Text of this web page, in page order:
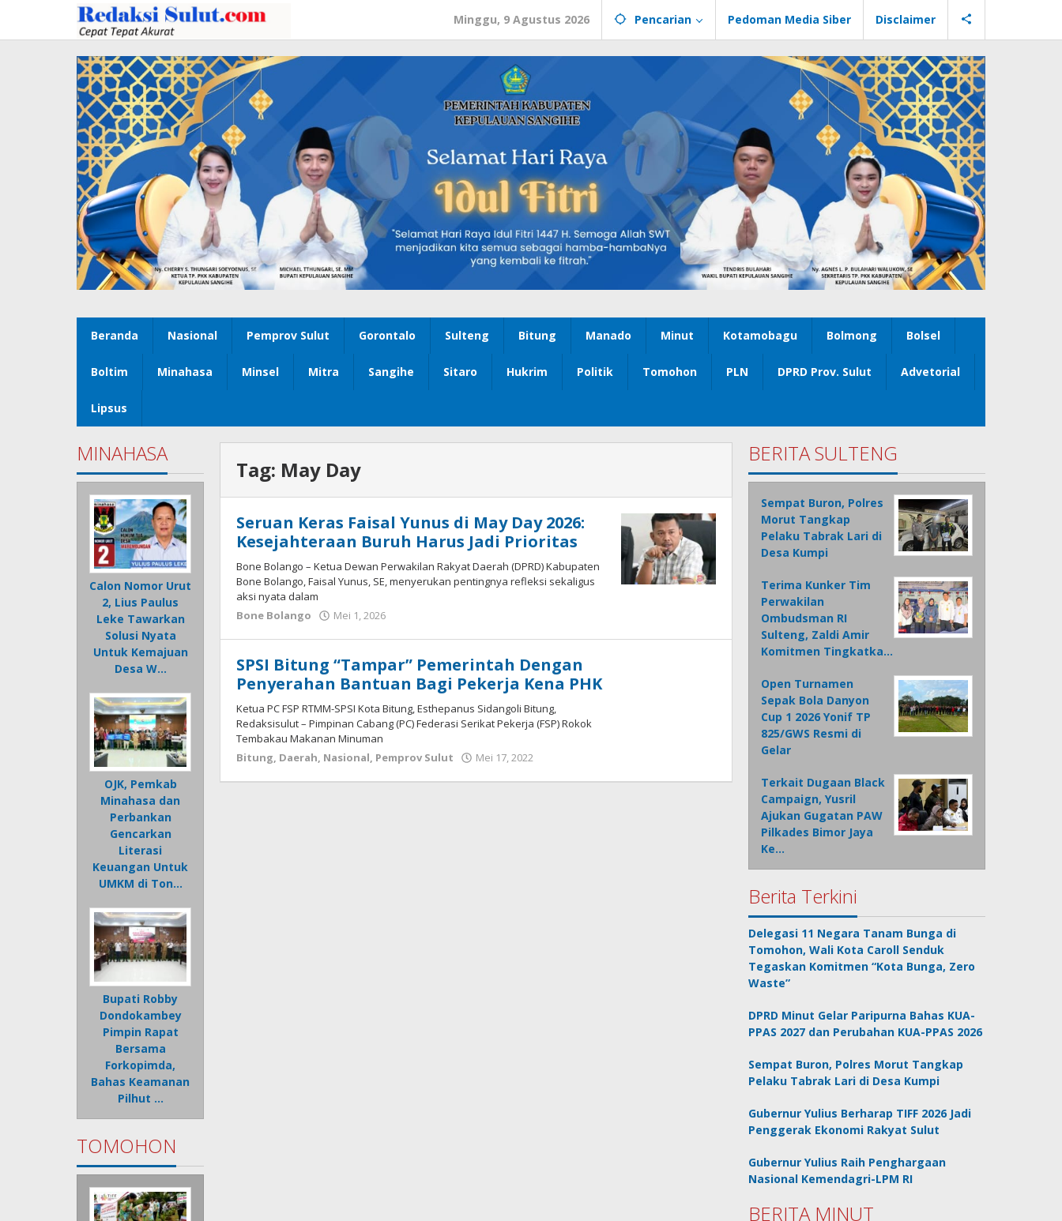
konten
Minggu, 9 Agustus 2026 Pencarian Pedoman Media Siber Disclaimer
Beranda Nasional Pemprov Sulut Gorontalo Sulteng Bitung Manado Minut Kotamobagu Bolmong Bolsel
Boltim Minahasa Minsel Mitra Sangihe Sitaro Hukrim Politik Tomohon PLN DPRD Prov. Sulut Advetorial
Lipsus
MINAHASA
Calon Nomor Urut
2, Lius Paulus
Leke Tawarkan
Solusi Nyata
Untuk Kemajuan
Desa W…
OJK, Pemkab
Minahasa dan
Perbankan
Gencarkan
Literasi
Keuangan Untuk
UMKM di Ton…
Bupati Robby
Dondokambey
Pimpin Rapat
Bersama
Forkopimda,
Bahas Keamanan
Pilhut …
TOMOHON
Tag: May Day
Seruan Keras Faisal Yunus di May Day 2026:
Kesejahteraan Buruh Harus Jadi Prioritas
Bone Bolango – Ketua Dewan Perwakilan Rakyat Daerah (DPRD) Kabupaten
Bone Bolango, Faisal Yunus, SE, menyerukan pentingnya refleksi sekaligus
aksi nyata dalam
Bone Bolango
Mei 1, 2026
SPSI Bitung “Tampar” Pemerintah Dengan
Penyerahan Bantuan Bagi Pekerja Kena PHK
Ketua PC FSP RTMM-SPSI Kota Bitung, Esthepanus Sidangoli Bitung,
Redaksisulut – Pimpinan Cabang (PC) Federasi Serikat Pekerja (FSP) Rokok
Tembakau Makanan Minuman
Bitung, Daerah, Nasional, Pemprov Sulut Mei 17, 2022
BERITA SULTENG
Sempat Buron, Polres
Morut Tangkap
Pelaku Tabrak Lari di
Desa Kumpi
Terima Kunker Tim
Perwakilan
Ombudsman RI
Sulteng, Zaldi Amir
Komitmen Tingkatka…
Open Turnamen
Sepak Bola Danyon
Cup 1 2026 Yonif TP
825/GWS Resmi di
Gelar
Terkait Dugaan Black
Campaign, Yusril
Ajukan Gugatan PAW
Pilkades Bimor Jaya
Ke…
Berita Terkini
Delegasi 11 Negara Tanam Bunga di
Tomohon, Wali Kota Caroll Senduk
Tegaskan Komitmen “Kota Bunga, Zero
Waste”
DPRD Minut Gelar Paripurna Bahas KUA-
PPAS 2027 dan Perubahan KUA-PPAS 2026
Sempat Buron, Polres Morut Tangkap
Pelaku Tabrak Lari di Desa Kumpi
Gubernur Yulius Berharap TIFF 2026 Jadi
Penggerak Ekonomi Rakyat Sulut
Gubernur Yulius Raih Penghargaan
Nasional Kemendagri-LPM RI
BERITA MINUT